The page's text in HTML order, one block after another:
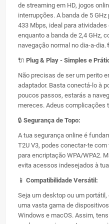
de streaming em HD, jogos
interrupções. A banda de 5
433 Mbps, ideal para
enquanto a banda de 2,4 GHz,
navegação normal no dia-a-dia.
🔌 Plug & Play - Simples e
Não precisas de ser um perito
adaptador. Basta conectá-lo à
poucos passos, estarás a
mereces. Adeus complicações
🔒 Segurança de Topo:
A tua segurança online é
T2U V3, podes conectar-te
para encriptação WPA/WPA2.
evita acessos indesejados à
📱 Compatibilidade Versátil:
Seja um desktop ou um
uma vasta gama de
Windows e macOS. Assim,